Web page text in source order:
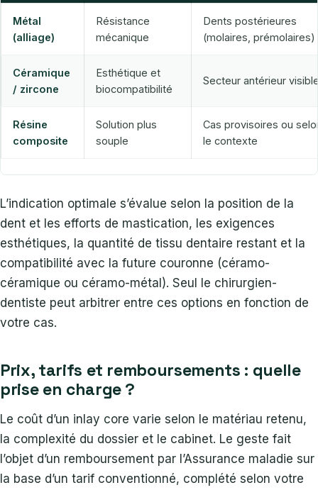
Métal
(alliage)
Résistance
mécanique
Dents postérieures
(molaires, prémolaires)
Céramique
/ zircone
Esthétique et
biocompatibilité
Secteur antérieur
Résine
composite
Solution plus
souple
Cas provisoires ou
le contexte
L’indication optimale s’évalue selon la position de la
dent et les efforts de mastication, les exigences
esthétiques, la quantité de tissu dentaire restant et la
compatibilité avec la future couronne (céramo-
céramique ou céramo-métal). Seul le chirurgien-
dentiste peut arbitrer entre ces options en fonction de
votre cas.
Prix, tarifs et remboursements : quelle
prise en charge ?
Le coût d’un inlay core varie selon le matériau retenu,
la complexité du dossier et le cabinet. Le geste fait
l’objet d’un remboursement par l’Assurance maladie sur
la base d’un tarif conventionné, complété selon votre